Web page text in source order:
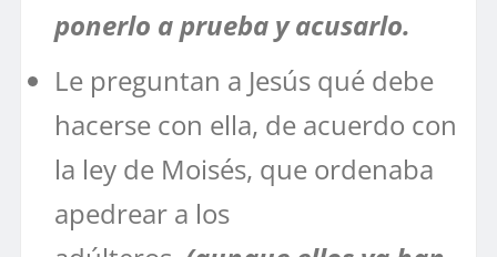
ponerlo a prueba y acusarlo.
Le preguntan a Jesús qué debe
hacerse con ella, de acuerdo con
la ley de Moisés, que ordenaba
apedrear a los